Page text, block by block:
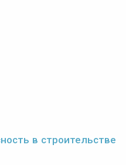
в строительстве